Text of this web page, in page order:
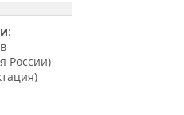
:
России)